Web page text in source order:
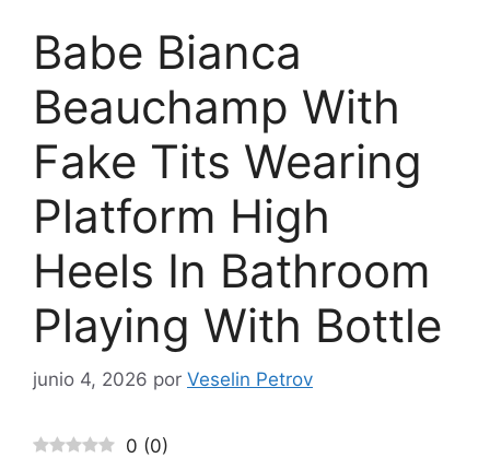
Babe Bianca
Beauchamp With
Fake Tits Wearing
Platform High
Heels In Bathroom
Playing With Bottle
junio 4, 2026 por Veselin Petrov
0 (0)